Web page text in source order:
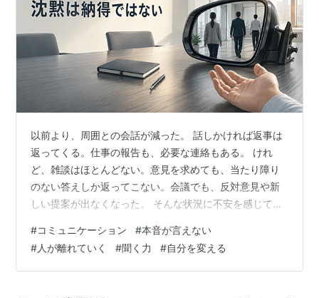
以前より、周囲との会話が減った。 話しかければ返事は
返ってくる。仕事の報告も、必要な連絡もある。 けれ
ど、雑談はほとんどない。意見を求めても、当たり障り
のない答えしか返ってこない。会議でも、反対意見や新
しい提案が出なくなった。 そんな状況に不安を感じて、
いることがあるなら、はっきり言ってほしい」 と強く求
めたくなることがあります。 実際、言われた直後は会話
が増えるかもしれません。しかし、しばらくすると、ま
#コミュニケーション #本音が言えない
#人が離れていく #聞く力 #自分を変える